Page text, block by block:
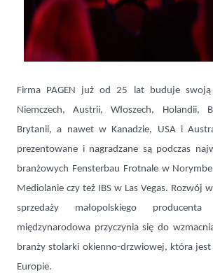
Firma PAGEN już od 25 lat buduje swoją
Niemczech, Austrii, Włoszech, Holandii,
Brytanii, a nawet w Kanadzie, USA i
prezentowane i nagradzane są podczas
branżowych Fensterbau Frotnale w
Mediolanie czy też IBS w Las Vegas. Rozwój
sprzedaży małopolskiego
międzynarodowa przyczynia się do
branży stolarki okienno-drzwiowej, która
Europie.